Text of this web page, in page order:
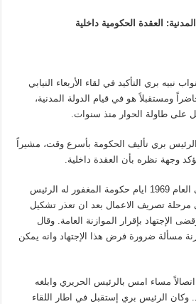
العقدة الحكومية داخلية
بري التأكيد في لقاء الأربعاء النيابي
ومستقبلاً هو في قيام الدولة المدنية،
على طاولة الحوار منذ سنوات.
بري تأليف الحكومة بأسرع وقت، مشيراً
وجهة نظره بأن العقدة داخلية.
وتطرق الى إجتهاد اعتمد في العام 1969 ايام حكومة المغفور له الرئيس
تصريف الاعمال بعد ان تعذر تشكيل
الإجتهاد بإقرار الموازنة العامة. وقال
مسألة ضرورة فرض هذا الإجتهاد وانه يمكن
مساء امس بالرئيس الحريري وابلغه
وكان الرئيس بري إستقبل في اطار اللقاء